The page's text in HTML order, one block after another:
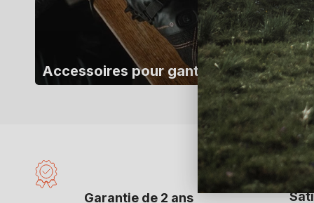
Accessoires pour gants
Garantie de 2 ans